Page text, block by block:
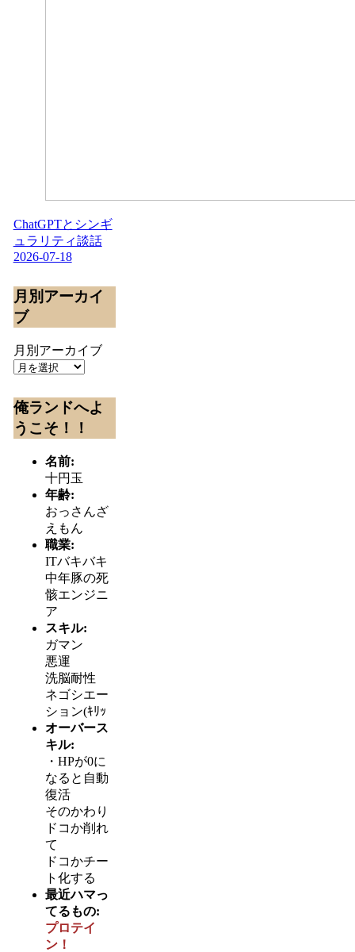
ChatGPTとシンギ
ュラリティ談話
2026-07-18
月別アーカイ
ブ
月別アーカイブ
俺ランドへよ
うこそ！！
名前:
十円玉
年齢:
おっさんざ
えもん
職業:
ITバキバキ
中年豚の死
骸エンジニ
ア
スキル:
ガマン
悪運
洗脳耐性
ネゴシエー
ション(ｷﾘｯ
オーバース
キル:
・HPが0に
なると自動
復活
そのかわり
ドコか削れ
て
ドコかチー
ト化する
最近ハマっ
てるもの:
プロテイ
ン！